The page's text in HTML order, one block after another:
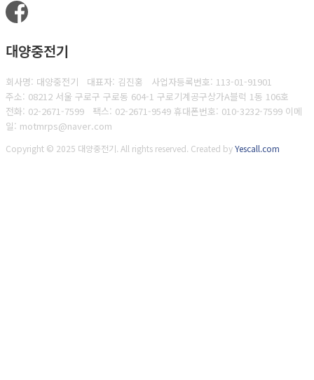
대양중전기
회사명: 대양중전기 대표자: 김진홍 사업자등록번호: 113-01-91901
주소: 08212 서울 구로구 구로동 604-1 구로기계공구상가A블럭 1동 106호
전화: 02-2671-7599
팩스: 02-2671-9549 휴대폰번호: 010-3232-7599 이메
일: motmrps@naver.com
Copyright © 2025 대양중전기. All rights reserved. Created byYescall.com